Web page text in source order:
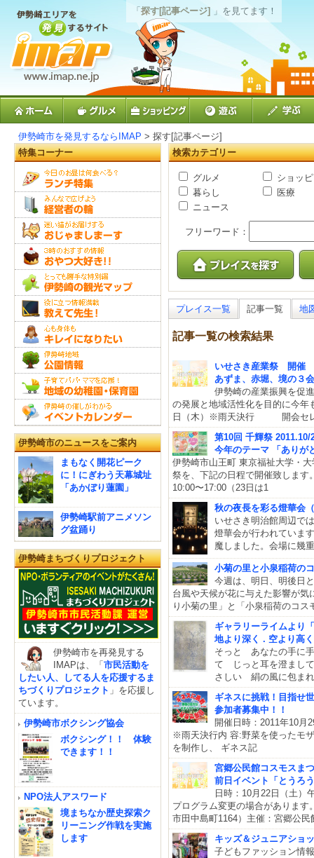
「探す[記事ページ] 」を見てます！
伊勢崎市を発見するならIMAP > 探す[記事ページ]
検索カテゴリー
グルメ
ショッ
暮らし
医療
ニュース
フリーワード：
プレイス一覧 記事一覧 地
記事一覧の検索結果
いせさき産業祭 開催
あずま、赤堀、境の３
伊勢崎の産業振興を促
の発展と地域活性化を目的に今年
日（木）※雨天決行 開会セ
第10回 千輝祭 2011.10/
今年のテーマ 「ありが
伊勢崎市山王町 東京福祉大学・
祭を、下記の日程で開催致しま
10:00〜17:00（23日は1
秋の夜長を彩る燈華会
いせさき明治館周辺で
燈華会が行われていま
魔しました。会場に幾
小菊の里と小泉稲荷の
今週は、明日、明後日
台風や天候が花に与えた影響が
り小菊の里」と「小泉稲荷のコス
ギャラリーライムより
地より深く . 空より高く
そっと あなたの手に
て じっと耳を澄まし
さしい 絹の風に包ま
ギネスに挑戦！目指せ
参加者募集中！！
開催日時：2011年
※雨天決行内 容:野菜を使ったモ
を制作し、 ギネス記
宮郷公民館コスモスま
前日イベント「とうろ
日時：10月22日（土
プログラム変更の場合があり
市田中島町1164）主催：宮郷公
キッズ＆ジュニアショ
子どもファッション情
特集コーナー
伊勢崎市のニュースをご案内
まもなく開花ピーク
に！にぎわう天幕城址
「あかぼり蓮園」
伊勢崎駅前アニメソン
グ盆踊り
伊勢崎まちづくりプロジェクト
伊勢崎市を再発見する
IMAPは、「 市民活動を
したい人、してる人を応援するま
ちづくりプロジェクト 」を応援し
ています。
伊勢崎市ボクシング協会
ボクシング！！ 体験
できます！！
NPO法人アスワード
境まちなか歴史探索ク
リーニング作戦を実施
します